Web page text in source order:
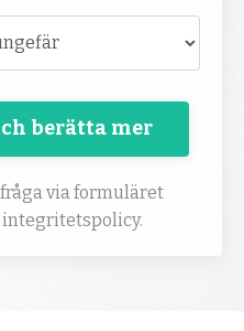
berätta mer
via formuläret